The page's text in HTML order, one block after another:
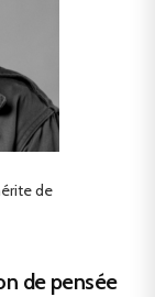
de
de pensée